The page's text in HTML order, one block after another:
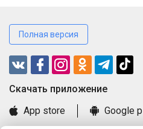
Полная версия
Cкачать приложение
App store
Google